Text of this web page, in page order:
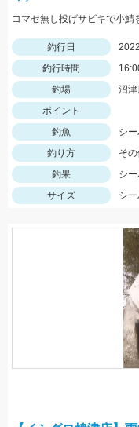
釣行日
釣行時間
釣場
沼津
ポイント
釣魚
シ
釣り方
そ
釣果
シ
サイズ
シ